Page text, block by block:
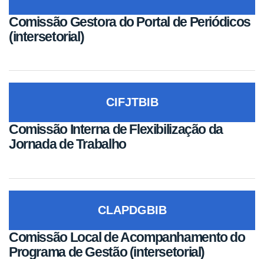
Comissão Gestora do Portal de Periódicos
(intersetorial)
CIFJTBIB
Comissão Interna de Flexibilização da
Jornada de Trabalho
CLAPDGBIB
Comissão Local de Acompanhamento do
Programa de Gestão (intersetorial)